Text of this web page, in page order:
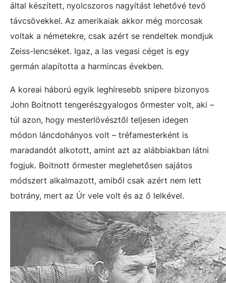
által készített, nyolcszoros nagyítást lehetővé tevő
távcsövekkel. Az amerikaiak akkor még morcosak
voltak a németekre, csak azért se rendeltek mondjuk
Zeiss-lencséket. Igaz, a las vegasi céget is egy
germán alapította a harmincas években.
A koreai háború egyik leghíresebb snipere bizonyos
John Boitnott tengerészgyalogos őrmester volt, aki –
túl azon, hogy mesterlövésztől teljesen idegen
módon láncdohányos volt – tréfamesterként is
maradandót alkotott, amint azt az alábbiakban látni
fogjuk. Boitnott őrmester meglehetősen sajátos
módszert alkalmazott, amiből csak azért nem lett
botrány, mert az Úr vele volt és az ő lelkével.